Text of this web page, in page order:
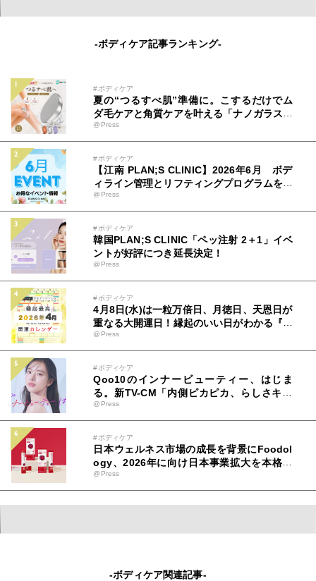
-ボディケア記事ランキング-
#ボディケア
夏の“つるすべ肌”準備に。こするだけでム
ダ毛ケアと角質ケアを叶える「ナノガラス脱
毛器」が登場
@Press
#ボディケア
【江南 PLAN;S CLINIC】2026年6月 ボデ
ィライン管理とリフティングプログラムを提
供
@Press
#ボディケア
韓国PLAN;S CLINIC「ペッ注射 2＋1」イベ
ントが好評につき延長決定！
@Press
#ボディケア
4月8日(水)は一粒万倍日、月徳日、天恩日が
重なる大開運日！縁起のいい日がわかる『吉
日カレンダー2026年4月版』をziredが無料
ダウンロード配布開始！
@Press
#ボディケア
Qoo10のインナービューティー、はじま
る。新TV-CM「内側ピカピカ、らしさキラ
キラ。」篇が全国でオンエア！ 清原果耶さ
んの“内側から光り輝く美しさ”の秘訣と
は！？
@Press
#ボディケア
日本ウェルネス市場の成長を背景にFoodol
ogy、2026年に向け日本事業拡大を本格始
動
@Press
-ボディケア関連記事-